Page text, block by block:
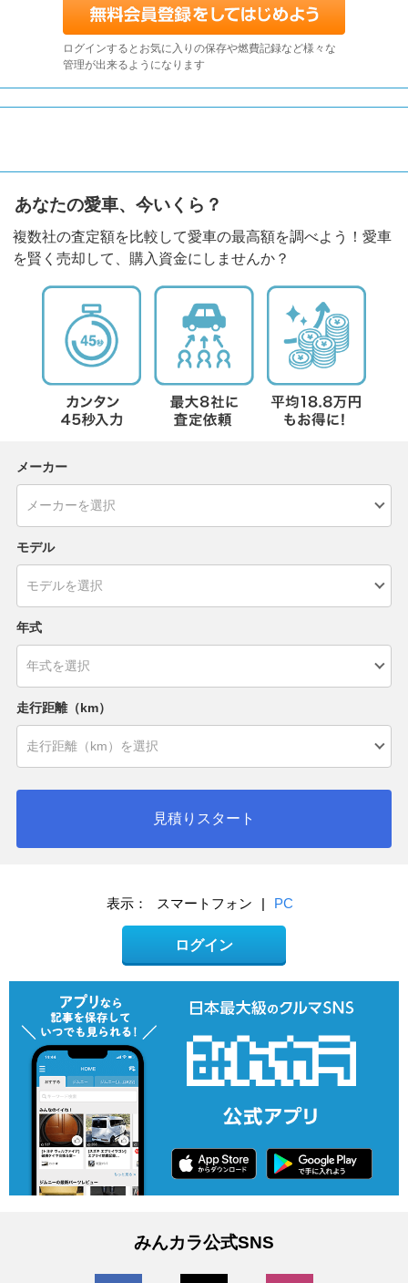
ログインするとお気に入りの保存や燃費記録など様々な
管理が出来るようになります
あなたの愛車、今いくら？
複数社の査定額を比較して愛車の最高額を調べよう！愛車
を賢く売却して、購入資金にしませんか？
メーカー
モデル
年式
走行距離（km）
見積りスタート
表示： スマートフォン | PC
ログイン
みんカラ公式SNS